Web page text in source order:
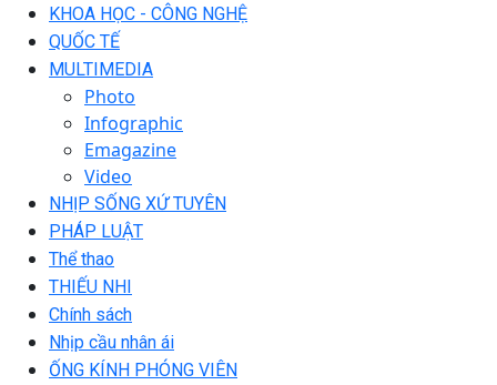
KHOA HỌC - CÔNG NGHỆ
QUỐC TẾ
MULTIMEDIA
Photo
Infographic
Emagazine
Video
NHỊP SỐNG XỨ TUYÊN
PHÁP LUẬT
Thể thao
THIẾU NHI
Chính sách
Nhịp cầu nhân ái
ỐNG KÍNH PHÓNG VIÊN